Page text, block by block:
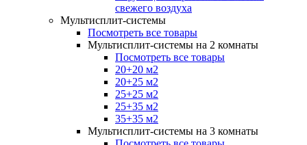
свежего воздуха
Мультисплит-системы
Посмотреть все товары
Мультисплит-системы на 2 комнаты
Посмотреть все товары
20+20 м2
20+25 м2
25+25 м2
25+35 м2
35+35 м2
Мультисплит-системы на 3 комнаты